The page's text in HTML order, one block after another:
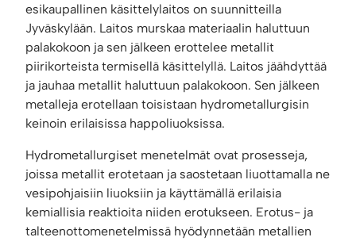
esikaupallinen käsittelylaitos on suunnitteilla
Jyväskylään. Laitos murskaa materiaalin haluttuun
palakokoon ja sen jälkeen erottelee metallit
piirikorteista termisellä käsittelyllä. Laitos jäähdyttää
ja jauhaa metallit haluttuun palakokoon. Sen jälkeen
metalleja erotellaan toisistaan hydrometallurgisin
keinoin erilaisissa happoliuoksissa.
Hydrometallurgiset menetelmät ovat prosesseja,
joissa metallit erotetaan ja saostetaan liuottamalla ne
vesipohjaisiin liuoksiin ja käyttämällä erilaisia
kemiallisia reaktioita niiden erotukseen. Erotus- ja
talteenottomenetelmissä hyödynnetään metallien